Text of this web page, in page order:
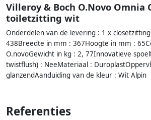
Villeroy & Boch O.Novo Omnia
toiletzitting wit
Onderdelen van de levering : 1 x
438Breedte in mm : 367Hoogte in mm :
O.novoGewicht in kg : 2, 77Innovatieve
twistflush) : NeeMateriaal :
glanzendAanduiding van de kleur : Wit Alpin
Referenties